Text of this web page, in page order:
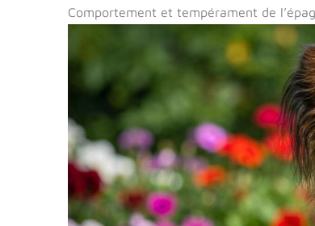
Comportement et tempérament de